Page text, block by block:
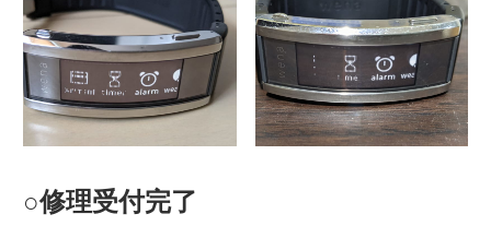
○修理受付完了